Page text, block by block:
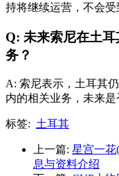
持将继续运营，不会受
Q: 未来索尼在土
务？
A: 索尼表示，土耳其
内的相关业务，未来是
标签: 土耳其
上一篇: 星宫一花
息与资料介绍